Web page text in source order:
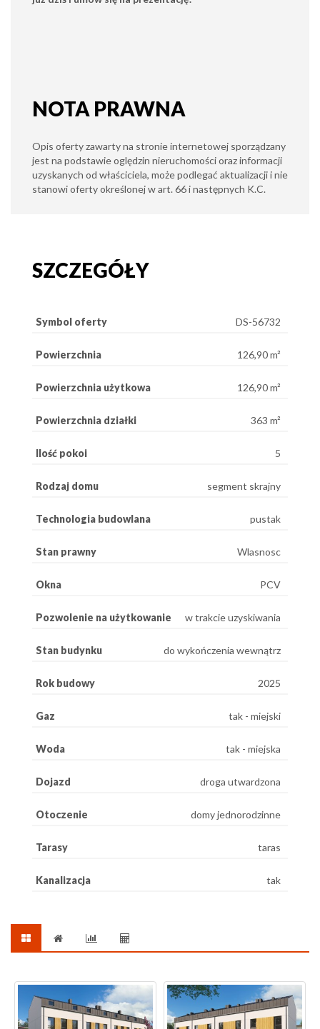
NOTA PRAWNA
Opis oferty zawarty na stronie internetowej sporządzany
jest na podstawie oględzin nieruchomości oraz informacji
uzyskanych od właściciela, może podlegać aktualizacji i nie
stanowi oferty określonej w art. 66 i następnych K.C.
SZCZEGÓŁY
Symbol oferty DS-56732
Powierzchnia 126,90 m²
Powierzchnia użytkowa 126,90 m²
Powierzchnia działki 363 m²
Ilość pokoi 5
Rodzaj domu segment skrajny
Technologia budowlana pustak
Stan prawny Wlasnosc
Okna PCV
Pozwolenie na użytkowanie w trakcie uzyskiwania
Stan budynku do wykończenia wewnątrz
Rok budowy 2025
Gaz tak - miejski
Woda tak - miejska
Dojazd droga utwardzona
Otoczenie domy jednorodzinne
Tarasy taras
Kanalizacja tak